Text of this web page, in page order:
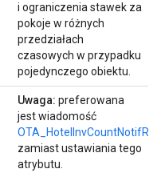
i ograniczenia stawek za
pokoje w różnych
przedziałach
czasowych w przypadku
pojedynczego obiektu.
Uwaga: preferowana
jest wiadomość
OTA_HotelInvCountNotifRQ
zamiast ustawiania tego
atrybutu.